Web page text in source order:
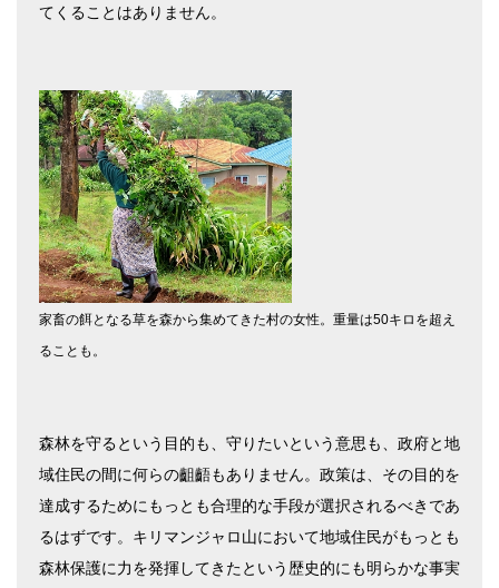
てくることはありません。
家畜の餌となる草を森から集めてきた村の女性。重量は50キロを超え
ることも。
森林を守るという目的も、守りたいという意思も、政府と地
域住民の間に何らの齟齬もありません。政策は、その目的を
達成するためにもっとも合理的な手段が選択されるべきであ
るはずです。キリマンジャロ山において地域住民がもっとも
森林保護に力を発揮してきたという歴史的にも明らかな事実